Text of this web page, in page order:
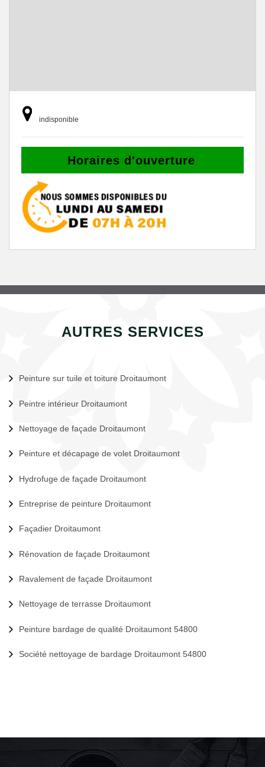
indisponible
Horaires d'ouverture
AUTRES SERVICES
Peinture sur tuile et toiture Droitaumont
Peintre intérieur Droitaumont
Nettoyage de façade Droitaumont
Peinture et décapage de volet Droitaumont
Hydrofuge de façade Droitaumont
Entreprise de peinture Droitaumont
Façadier Droitaumont
Rénovation de façade Droitaumont
Ravalement de façade Droitaumont
Nettoyage de terrasse Droitaumont
Peinture bardage de qualité Droitaumont 54800
Société nettoyage de bardage Droitaumont 54800